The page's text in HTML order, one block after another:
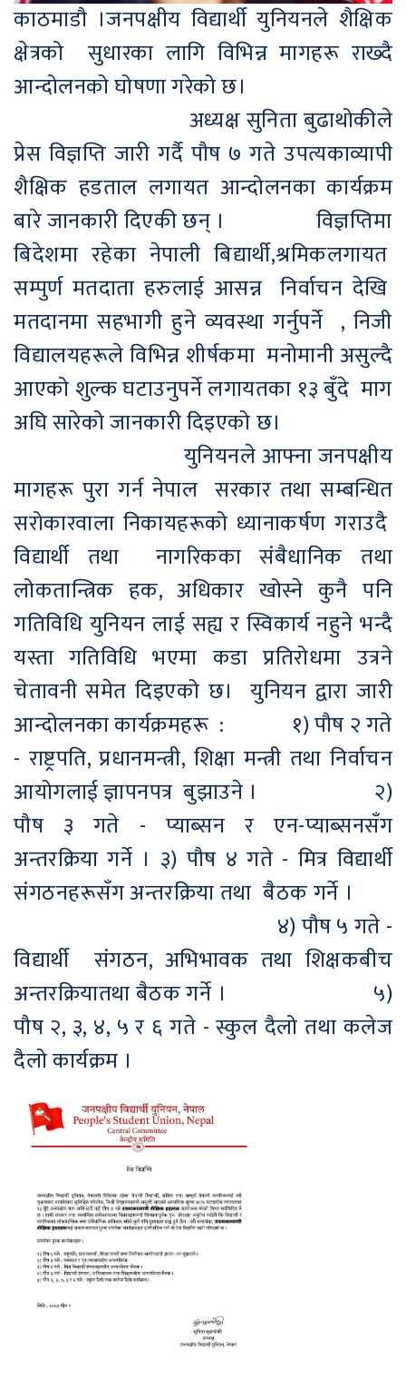
काठमाडौ ।जनपक्षीय विद्यार्थी युनियनले शैक्षिक
क्षेत्रको सुधारका लागि विभिन्न मागहरू राख्दै
आन्दोलनको घोषणा गरेको छ।
अध्यक्ष सुनिता बुढाथोकीले
प्रेस विज्ञप्ति जारी गर्दै पौष ७ गते उपत्यकाव्यापी
शैक्षिक हडताल लगायत आन्दोलनका कार्यक्रम
बारे जानकारी दिएकी छन् । विज्ञप्तिमा
बिदेशमा रहेका नेपाली बिद्यार्थी,श्रमिकलगायत
सम्पुर्ण मतदाता हरुलाई आसन्न निर्वाचन देखि
मतदानमा सहभागी हुने व्यवस्था गर्नुपर्ने , निजी
विद्यालयहरूले विभिन्न शीर्षकमा मनोमानी असुल्दै
आएको शुल्क घटाउनुपर्ने लगायतका १३ बुँदे माग
अघि सारेको जानकारी दिइएको छ।
युनियनले आफ्ना जनपक्षीय
मागहरू पुरा गर्न नेपाल सरकार तथा सम्बन्धित
सरोकारवाला निकायहरूको ध्यानाकर्षण गराउदै
विद्यार्थी तथा नागरिकका संबैधानिक तथा
लोकतान्त्रिक हक, अधिकार खोस्ने कुनै पनि
गतिविधि युनियन लाई सह्य र स्विकार्य नहुने भन्दै
यस्ता गतिविधि भएमा कडा प्रतिरोधमा उत्रने
चेतावनी समेत दिइएको छ। युनियन द्वारा जारी
आन्दोलनका कार्यक्रमहरू : १) पौष २ गते
- राष्ट्रपति, प्रधानमन्त्री, शिक्षा मन्त्री तथा निर्वाचन
आयोगलाई ज्ञापनपत्र बुझाउने । २)
पौष ३ गते - प्याब्सन र एन-प्याब्सनसँग
अन्तरक्रिया गर्ने । ३) पौष ४ गते - मित्र विद्यार्थी
संगठनहरूसँग अन्तरक्रिया तथा बैठक गर्ने ।
४) पौष ५ गते -
विद्यार्थी संगठन, अभिभावक तथा शिक्षकबीच
अन्तरक्रियातथा बैठक गर्ने । ५)
पौष २, ३, ४, ५ र ६ गते - स्कुल दैलो तथा कलेज
दैलो कार्यक्रम ।